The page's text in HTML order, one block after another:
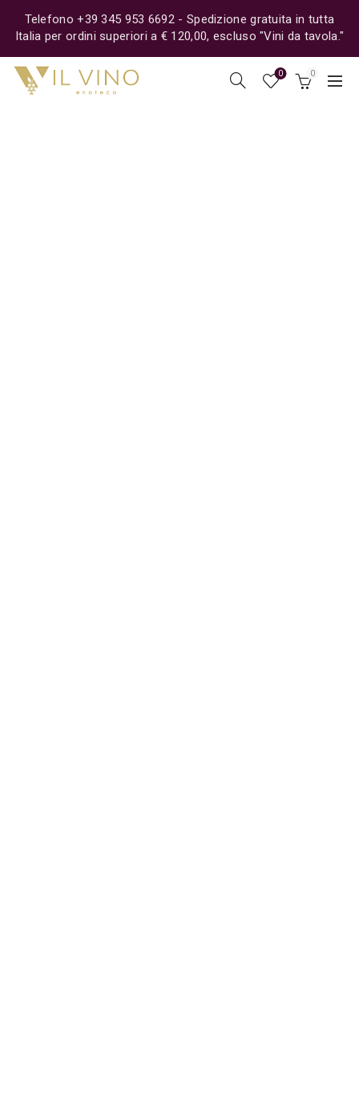
Telefono +39 345 953 6692 - Spedizione gratuita in tutta
Italia per ordini superiori a € 120,00, escluso "Vini da tavola."
0 0